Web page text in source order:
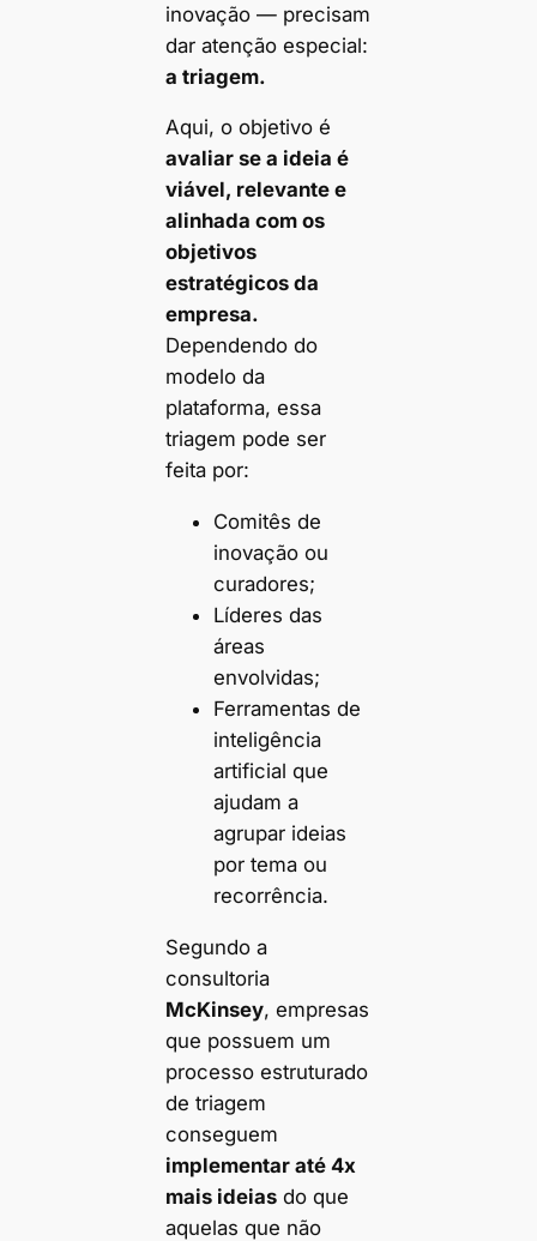
inovação — precisam
dar atenção especial:
a triagem.
Aqui, o objetivo é
avaliar se a ideia é
viável, relevante e
alinhada com os
objetivos
estratégicos da
empresa.
Dependendo do
modelo da
plataforma, essa
triagem pode ser
feita por:
Comitês de
inovação ou
curadores;
Líderes das
áreas
envolvidas;
Ferramentas de
inteligência
artificial que
ajudam a
agrupar ideias
por tema ou
recorrência.
Segundo a
consultoria
McKinsey, empresas
que possuem um
processo estruturado
de triagem
conseguem
implementar até 4x
mais ideiasdo que
aquelas que não